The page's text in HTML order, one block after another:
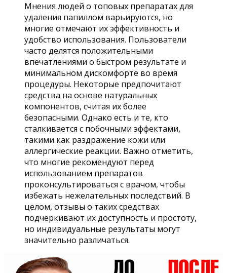
Мнения людей о топовых препаратах для
удаления папиллом варьируются, но
многие отмечают их эффективность и
удобство использования. Пользователи
часто делятся положительными
впечатлениями о быстром результате и
минимальном дискомфорте во время
процедуры. Некоторые предпочитают
средства на основе натуральных
компонентов, считая их более
безопасными. Однако есть и те, кто
сталкивается с побочными эффектами,
такими как раздражение кожи или
аллергические реакции. Важно отметить,
что многие рекомендуют перед
использованием препаратов
проконсультироваться с врачом, чтобы
избежать нежелательных последствий. В
целом, отзывы о таких средствах
подчеркивают их доступность и простоту,
но индивидуальные результаты могут
значительно различаться.